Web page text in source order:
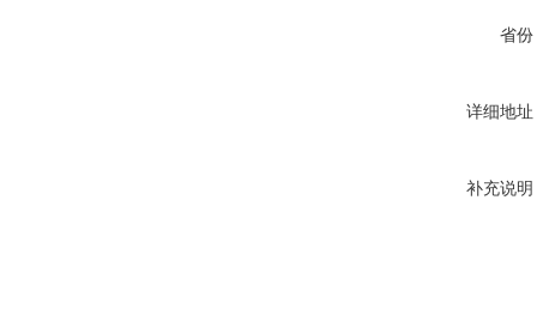
省份
详细地址
补充说明